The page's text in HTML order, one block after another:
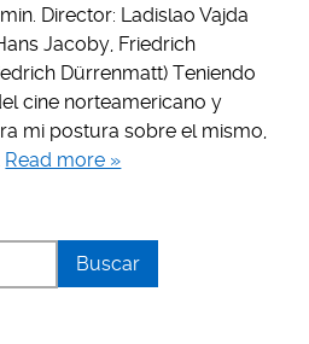
Director: Ladislao Vajda
Jacoby, Friedrich
Dürrenmatt) Teniendo
cine norteamericano y
mi postura sobre el mismo,
Read more »